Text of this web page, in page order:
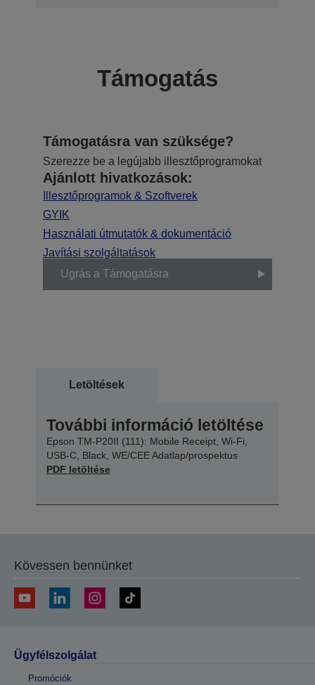
Támogatás
Támogatásra van szüksége?
Szerezze be a legújabb illesztőprogramokat
Ajánlott hivatkozások:
Illesztőprogramok & Szoftverek
GYIK
Használati útmutatók & dokumentáció
Javítási szolgáltatások
Ugrás a Támogatásra
Letöltések
További információ letöltése
Epson TM-P20II (111): Mobile Receipt, Wi-Fi,
USB-C, Black, WE/CEE Adatlap/prospektus
PDF letöltése
Kövessen bennünket
Ügyfélszolgálat
Promóciók